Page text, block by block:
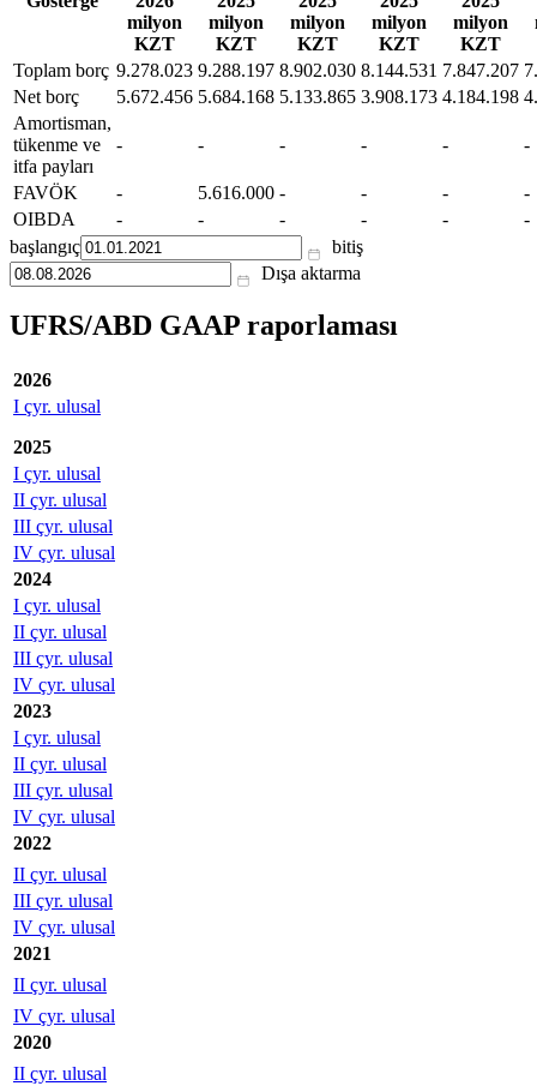
milyon
KZT
milyon
KZT
milyon
KZT
milyon
KZT
milyon
KZT
Toplam borç 9.278.023 9.288.197 8.902.030 8.144.531 7.847.207
Net borç
5.672.456 5.684.168 5.133.865 3.908.173 4.184.198
Amortisman,
tükenme ve
itfa payları
- - - - - -
FAVÖK - 5.616.000 - - -
-
OIBDA
- - - - -
-
başlangıç
bitiş
Dışa aktarma
UFRS/ABD GAAP raporlaması
2026
I çyr. ulusal
2025
I çyr. ulusal
II çyr. ulusal
III çyr. ulusal
IV çyr. ulusal
2024
I çyr. ulusal
II çyr. ulusal
III çyr. ulusal
IV çyr. ulusal
2023
I çyr. ulusal
II çyr. ulusal
III çyr. ulusal
IV çyr. ulusal
2022
II çyr. ulusal
III çyr. ulusal
IV çyr. ulusal
2021
II çyr. ulusal
IV çyr. ulusal
2020
II çyr. ulusal